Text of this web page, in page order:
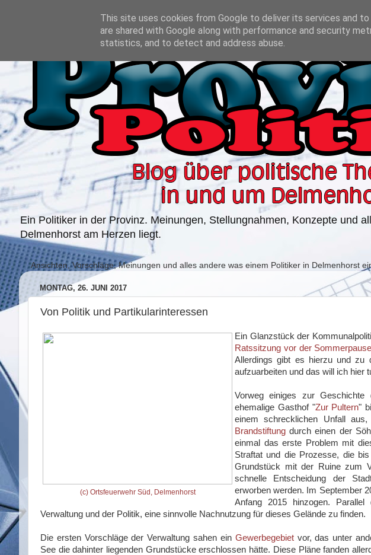
Ein Politiker in der Provinz. Meinungen, Stellungnahmen, Konzepte und
Delmenhorst am Herzen liegt.
Ansichten, Vorschläge, Meinungen und alles andere was einem Politiker in Delmenhorst
MONTAG, 26. JUNI 2017
Von Politik und Partikularinteressen
(c) Ortsfeuerwehr Süd, Delmenhorst
Ein Glanzstück der
Ratssitzung vor der Sommerpause
Allerdings gibt es hierzu und zu
aufzuarbeiten und das will ich hier
Vorweg einiges zur Geschichte
ehemalige Gasthof "Zur Pultern"
einem schrecklichen Unfall
Brandstiftungdurch einen der
einmal das erste Problem mit
Straftat und die Prozesse, die
Grundstück mit der Ruine zum
schnelle Entscheidung der
erworben werden. Im September
Anfang 2015 hinzogen.
Verwaltung und der Politik, eine sinnvolle Nachnutzung für dieses Gelände zu finden.
Die ersten Vorschläge der Verwaltung sahen ein Gewerbegebiet vor, das unter
See die dahinter liegenden Grundstücke erschlossen hätte. Diese Pläne fanden
This site uses cookies from Google to deliver its services and
are shared with Google along with performance and security
statistics, and to detect and address abuse.